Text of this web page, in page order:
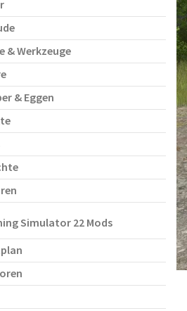
& Werkzeuge
& Eggen
Simulator 22 Mods